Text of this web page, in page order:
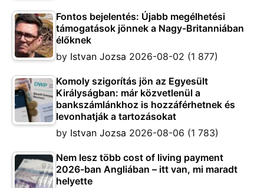
Fontos bejelentés: Újabb megélhetési
támogatások jönnek a Nagy-Britanniában
élőknek
by Istvan Jozsa 2026-08-02 (1 877)
Komoly szigorítás jön az Egyesült
Királyságban: már közvetlenül a
bankszámlánkhoz is hozzáférhetnek és
levonhatják a tartozásokat
by Istvan Jozsa 2026-08-06 (1 783)
Nem lesz több cost of living payment
2026-ban Angliában – itt van, mi maradt
helyette